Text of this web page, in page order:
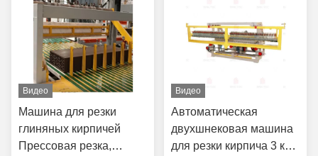
Видео
Машина для резки
глиняных кирпичей
Прессовая резка,
Видео
Автоматическая
двухшнековая машина
для резки кирпича 3 кВт